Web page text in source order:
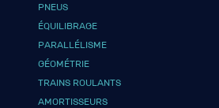
PNEUS
ÉQUILIBRAGE
PARALLÉLISME
GÉOMÉTRIE
TRAINS ROULANTS
AMORTISSEURS